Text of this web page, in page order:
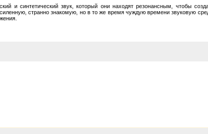
и синтетический звук, который они находят резонансным, чтобы
странно знакомую, но в то же время чуждую времени звуковую